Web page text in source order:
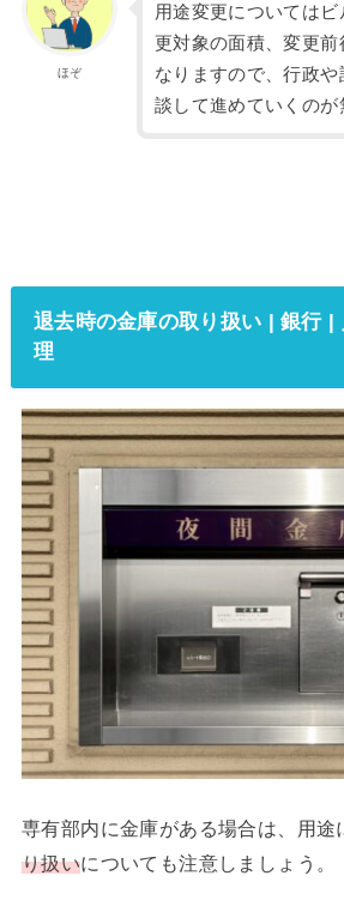
ほぞ
用途変更については
更対象の面積、変更
なりますので、行政や
談して進めていくのが
退去時の金庫の取り扱い | 銀行 |
理
専有部内に金庫がある場合は、用途
り扱いについても注意しましょう。